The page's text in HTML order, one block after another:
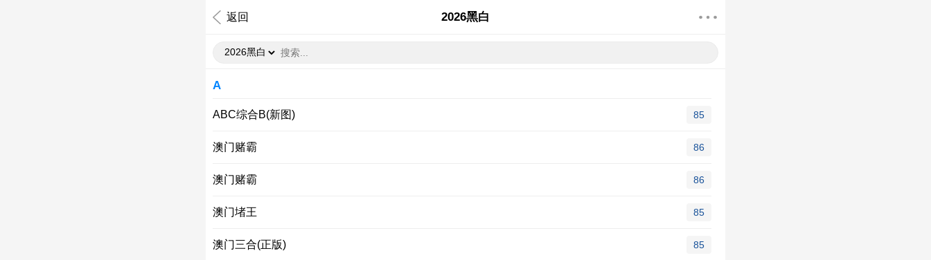
2026黑白
返回
A
ABC综合B(新图) 85
澳门赌霸 86
澳门赌霸 86
澳门堵王 85
澳门三合(正版) 85